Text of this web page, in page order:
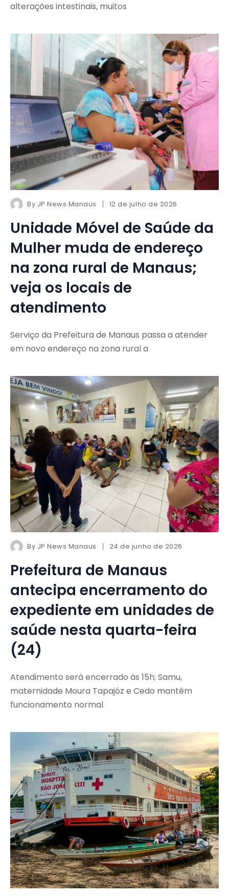
alterações intestinais, muitos
By JP News Manaus 12 de julho de 2026
Unidade Móvel de Saúde da
Mulher muda de endereço
na zona rural de Manaus;
veja os locais de
atendimento
Serviço da Prefeitura de Manaus passa a atender
em novo endereço na zona rural a
By JP News Manaus 24 de junho de 2026
Prefeitura de Manaus
antecipa encerramento do
expediente em unidades de
saúde nesta quarta-feira
(24)
Atendimento será encerrado às 15h; Samu,
maternidade Moura Tapajóz e Cedo mantêm
funcionamento normal